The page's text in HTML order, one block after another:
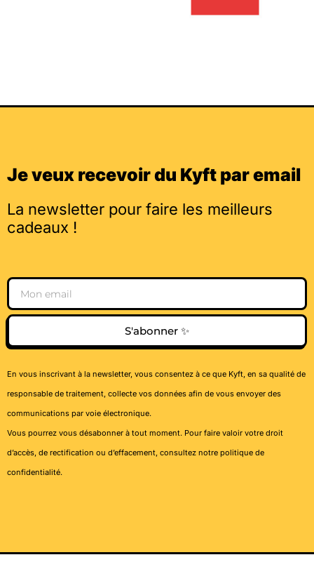
Je veux recevoir du Kyft par email
La newsletter pour faire les meilleurs
cadeaux !
Email
S'abonner ✨
En vous inscrivant à la newsletter, vous consentez à ce que Kyft, en sa qualité de
responsable de traitement, collecte vos données afin de vous envoyer des
communications par voie électronique.
Vous pourrez vous désabonner à tout moment. Pour faire valoir votre droit
d’accès, de rectification ou d’effacement, consultez notre politique de
confidentialité.